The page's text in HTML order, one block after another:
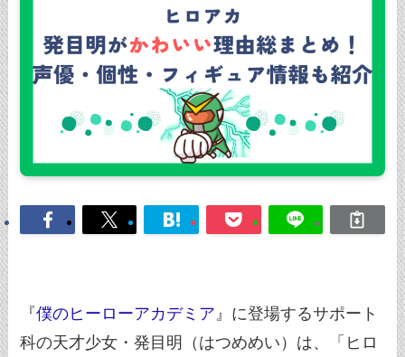
『僕のヒーローアカデミア』に登場するサポート
科の天才少女・発目明（はつめめい）は、「ヒロ